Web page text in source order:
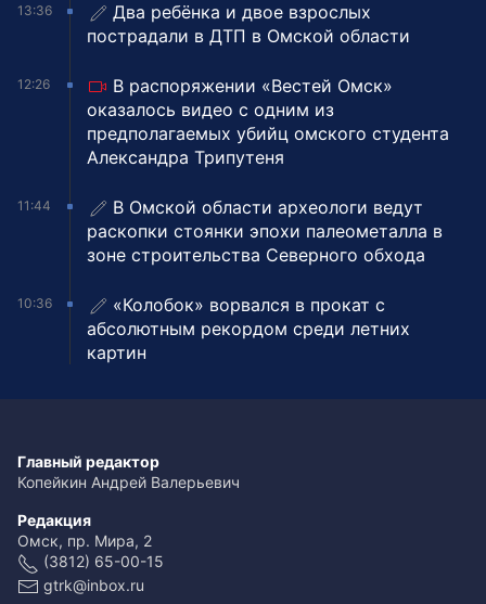
13:36
Два ребёнка и двое взрослых
пострадали в ДТП в Омской области
12:26
В распоряжении «Вестей Омск»
оказалось видео с одним из
предполагаемых убийц омского студента
Александра Трипутеня
11:44
В Омской области археологи ведут
раскопки стоянки эпохи палеометалла в
зоне строительства Северного обхода
10:36
«Колобок» ворвался в прокат с
абсолютным рекордом среди летних
картин
Главный редактор
Копейкин Андрей Валерьевич
Редакция
Омск, пр. Мира, 2
(3812) 65-00-15
gtrk@inbox.ru